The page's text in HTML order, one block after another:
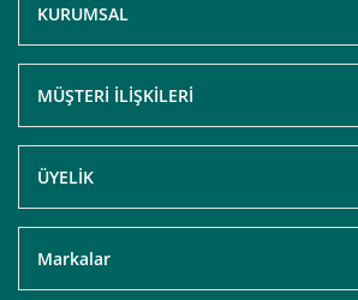
KURUMSAL
MÜŞTERİ İLİŞKİLERİ
ÜYELİK
Markalar